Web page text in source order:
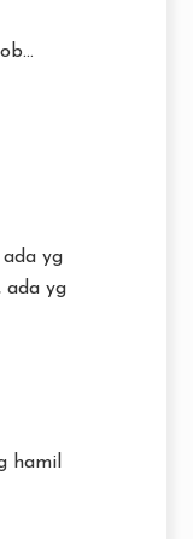
ada yg
ada yg
hamil